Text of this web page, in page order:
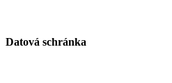
Datová schránka